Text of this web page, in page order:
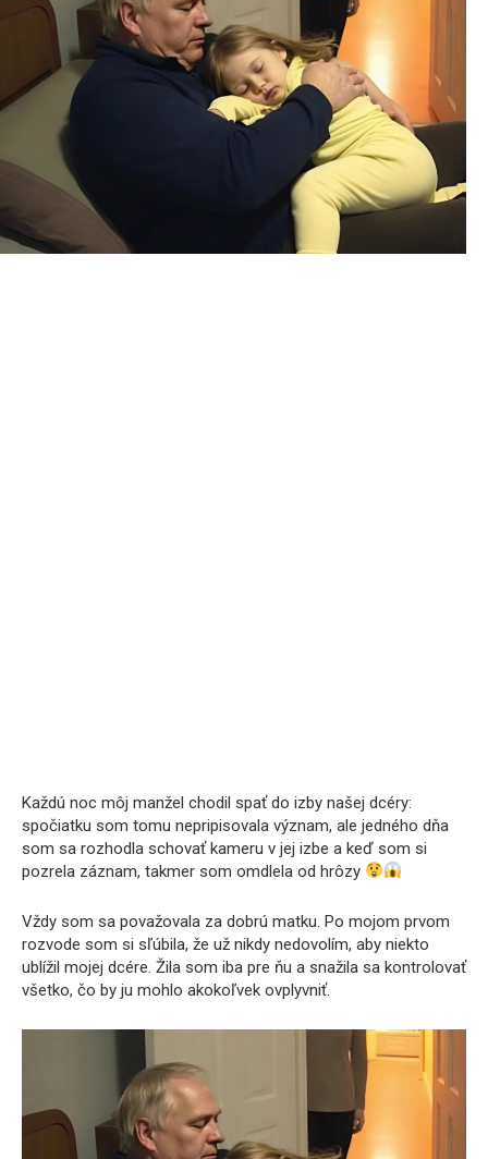
Každú noc môj manžel chodil spať do izby našej dcéry:
spočiatku som tomu nepripisovala význam, ale jedného dňa
som sa rozhodla schovať kameru v jej izbe a keď som si
pozrela záznam, takmer som omdlela od hrôzy
Vždy som sa považovala za dobrú matku. Po mojom prvom
rozvode som si sľúbila, že už nikdy nedovolím, aby niekto
ublížil mojej dcére. Žila som iba pre ňu a snažila sa kontrolovať
všetko, čo by ju mohlo akokoľvek ovplyvniť.